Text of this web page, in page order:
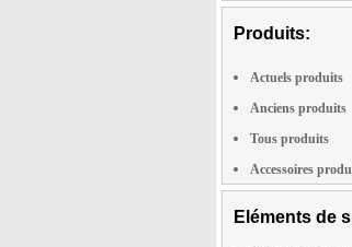
Produits:
Actuels produits
Anciens produits
Tous produits
Accessoires
Eléments de